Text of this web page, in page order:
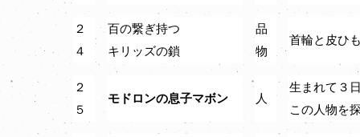
２
４
百の繋ぎ持つ
キリッズの鎖
品
物
首輪と皮ひ
２
５
モドロンの息子マボン 人
生まれて３
この人物を